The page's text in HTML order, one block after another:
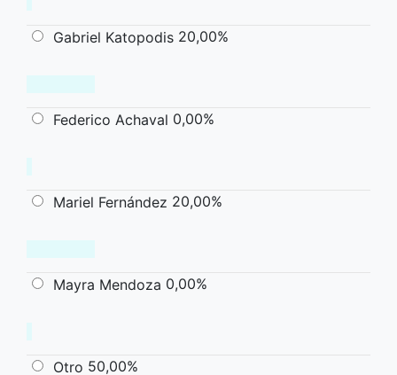
Gabriel Katopodis 20,00%
Federico Achaval 0,00%
Mariel Fernández 20,00%
Mayra Mendoza 0,00%
Otro 50,00%